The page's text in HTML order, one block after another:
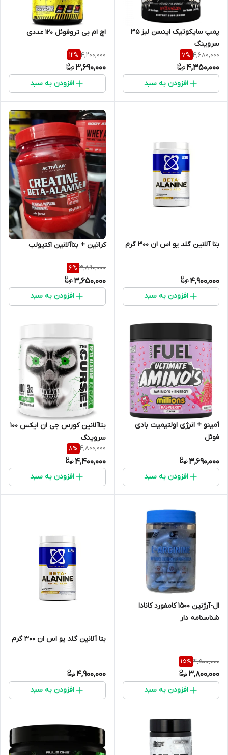
پمپ سایکوتیک اینسن لبز ۳۵
سروینگ
4,680,000
7%
4,350,000
افزودن به سبد
اچ ام بی تروفوئل ۱۲۰ عددی
4,200,000
12%
3,690,000
افزودن به سبد
بتا آلانین گلد یو اس ان ۳۰۰ گرم
4,900,000
افزودن به سبد
کراتین + بتاآلانین اکتیولب
3,890,000
6%
3,650,000
افزودن به سبد
آمینو + انرژی اولتیمیت بادی
فوئل
3,690,000
افزودن به سبد
بتاآلانین کورس جی ان ایکس ۱۰۰
سروینگ
4,800,000
8%
4,400,000
افزودن به سبد
​ال-آرژنین ۱۵۰۰ کامفورد کانادا
شناسنامه دار
4,500,000
15%
3,800,000
افزودن به سبد
بتا آلانین گلد یو اس ان ۳۰۰ گرم
4,900,000
افزودن به سبد